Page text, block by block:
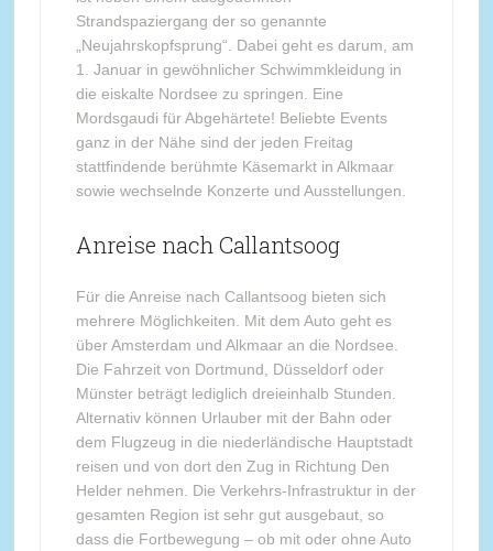
Strandspaziergang der so genannte
„Neujahrskopfsprung“. Dabei geht es darum, am
1. Januar in gewöhnlicher Schwimmkleidung in
die eiskalte Nordsee zu springen. Eine
Mordsgaudi für Abgehärtete! Beliebte Events
ganz in der Nähe sind der jeden Freitag
stattfindende berühmte Käsemarkt in Alkmaar
sowie wechselnde Konzerte und Ausstellungen.
Anreise nach Callantsoog
Für die Anreise nach Callantsoog bieten sich
mehrere Möglichkeiten. Mit dem Auto geht es
über Amsterdam und Alkmaar an die Nordsee.
Die Fahrzeit von Dortmund, Düsseldorf oder
Münster beträgt lediglich dreieinhalb Stunden.
Alternativ können Urlauber mit der Bahn oder
dem Flugzeug in die niederländische Hauptstadt
reisen und von dort den Zug in Richtung Den
Helder nehmen. Die Verkehrs-Infrastruktur in der
gesamten Region ist sehr gut ausgebaut, so
dass die Fortbewegung – ob mit oder ohne Auto